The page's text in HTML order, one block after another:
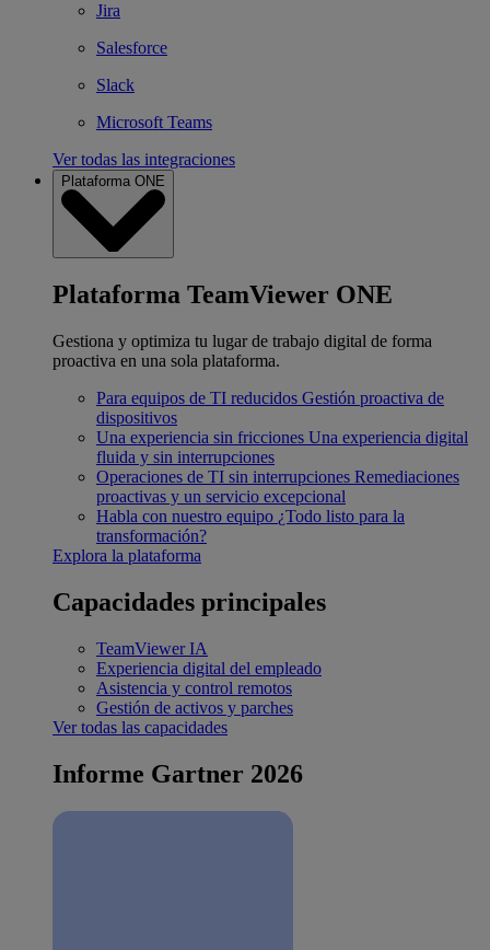
Jira
Salesforce
Slack
Microsoft Teams
Ver todas las integraciones
Plataforma ONE
Plataforma TeamViewer ONE
Gestiona y optimiza tu lugar de trabajo digital de forma
proactiva en una sola plataforma.
Para equipos de TI reducidos Gestión proactiva de
dispositivos
Una experiencia sin fricciones Una experiencia digital
fluida y sin interrupciones
Operaciones de TI sin interrupciones Remediaciones
proactivas y un servicio excepcional
Habla con nuestro equipo ¿Todo listo para la
transformación?
Explora la plataforma
Capacidades principales
TeamViewer IA
Experiencia digital del empleado
Asistencia y control remotos
Gestión de activos y parches
Ver todas las capacidades
Informe Gartner 2026